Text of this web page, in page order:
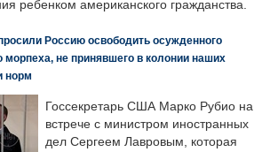
ребенком американского гражданства.
Россию освободить осужденного
морпеха, не принявшего в колонии наших
норм
Госсекретарь США Марко Рубио на
встрече с министром иностранных
дел Сергеем Лавровым, которая